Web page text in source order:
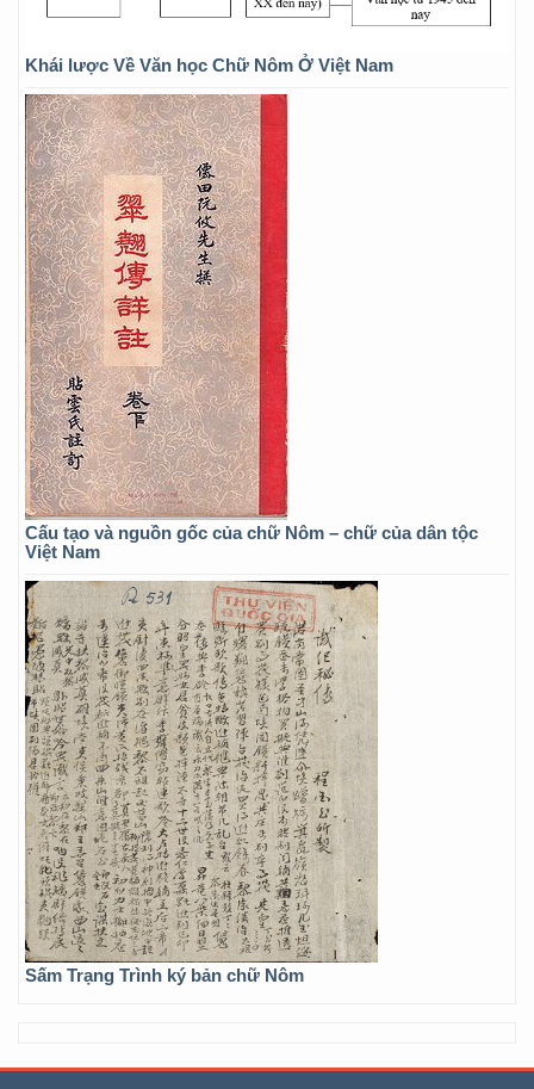
Khái lược Về Văn học Chữ Nôm Ở Việt Nam
Cấu tạo và nguồn gốc của chữ Nôm – chữ của dân tộc
Việt Nam
Sấm Trạng Trình ký bản chữ Nôm